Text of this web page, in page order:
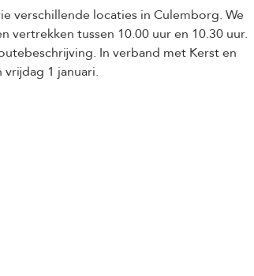
verschillende locaties in Culemborg. We
vertrekken tussen 10.00 uur en 10.30 uur.
In verband met Kerst en
1 januari.